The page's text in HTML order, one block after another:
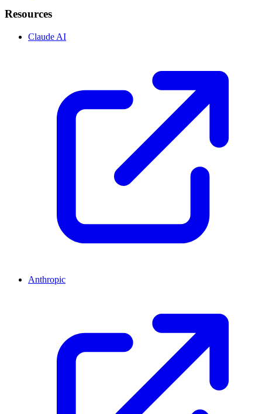
Resources
Claude AI
Anthropic